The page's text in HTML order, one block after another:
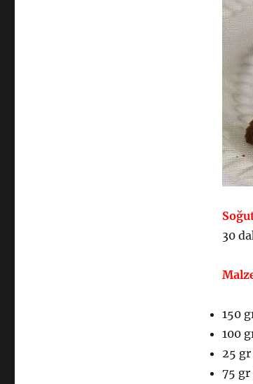
30
150
100
25
75 gr